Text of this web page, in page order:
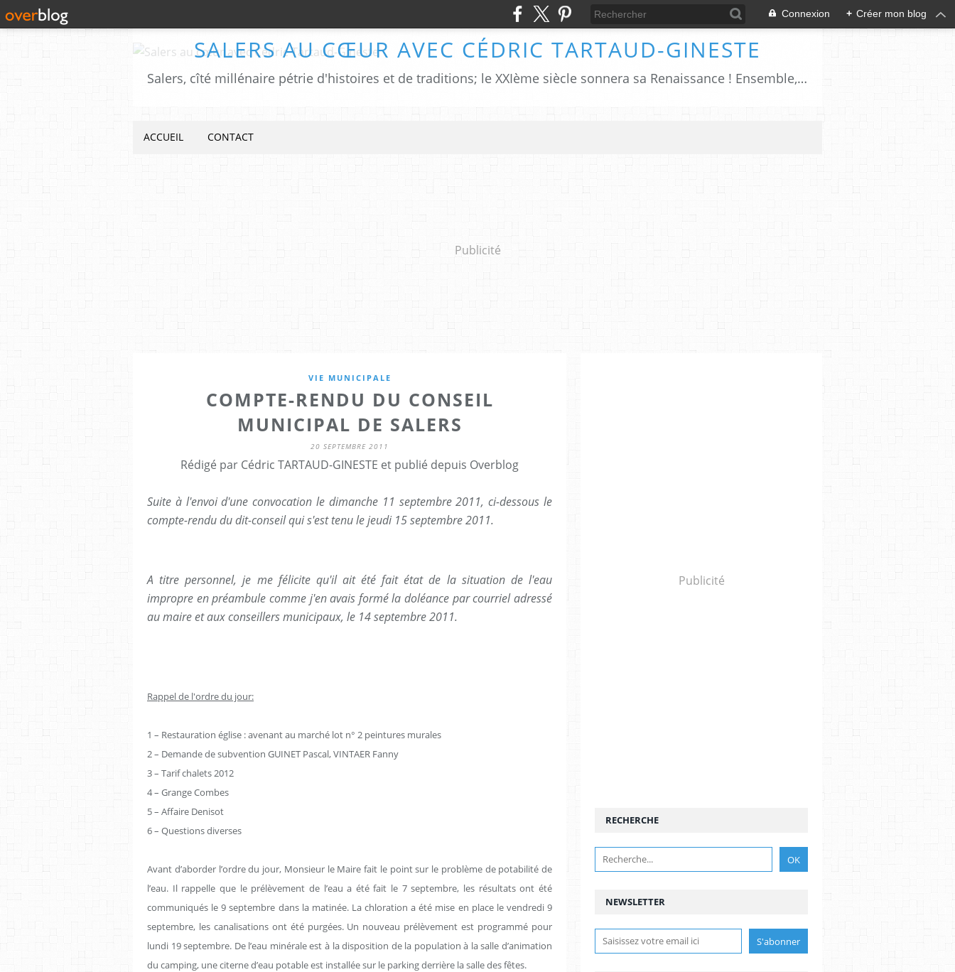
Connexion + Créer mon blog
SALERS AU CŒUR AVEC CÉDRIC TARTAUD-GINESTE
Salers, cîté millénaire pétrie d'histoires et de traditions; le XXIème siècle sonnera sa Renaissance ! Ensemble, ayons à cœur de faire revivre Salers
ACCUEIL CONTACT
Publicité
VIE MUNICIPALE
COMPTE-RENDU DU CONSEIL
MUNICIPAL DE SALERS
20 SEPTEMBRE 2011
Rédigé par Cédric TARTAUD-GINESTE et publié depuis Overblog
Suite à l'envoi d'une convocation le dimanche 11 septembre 2011, ci-dessous le
compte-rendu du dit-conseil qui s'est tenu le jeudi 15 septembre 2011.
A titre personnel, je me félicite qu'il ait été fait état de la situation de l'eau
impropre en préambule comme j'en avais formé la doléance par courriel adressé
au maire et aux conseillers municipaux, le 14 septembre 2011.
Rappel de l'ordre du jour:
1 – Restauration église : avenant au marché lot n° 2 peintures murales
2 – Demande de subvention GUINET Pascal, VINTAER Fanny
3 – Tarif chalets 2012
4 – Grange Combes
5 – Affaire Denisot
6 – Questions diverses
Avant d’aborder l’ordre du jour, Monsieur le Maire fait le point sur le problème de potabilité de
l’eau. Il rappelle que le prélèvement de l’eau a été fait le 7 septembre, les résultats ont été
communiqués le 9 septembre dans la matinée. La chloration a été mise en place le vendredi 9
septembre, les canalisations ont été purgées. Un nouveau prélèvement est programmé pour
lundi 19 septembre. De l’eau minérale est à la disposition de la population à la salle d’animation
du camping, une citerne d’eau potable est installée sur le parking derrière la salle des fêtes.
Publicité
NEWSLETTER
RECHERCHE